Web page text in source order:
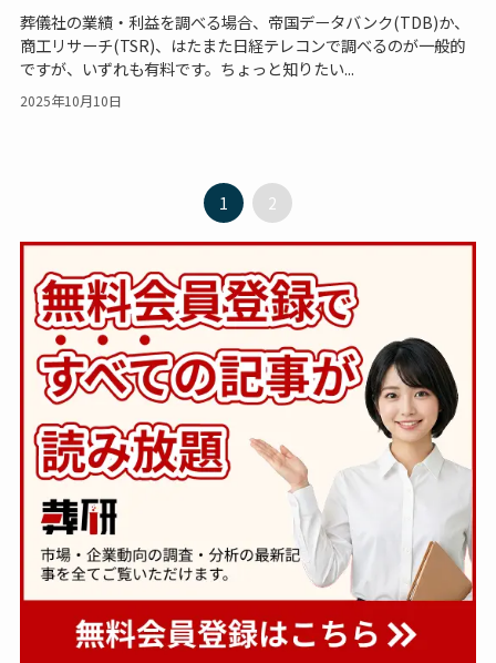
葬儀社の業績・利益を調べる場合、帝国データバンク(TDB)か、
商工リサーチ(TSR)、はたまた日経テレコンで調べるのが一般的
ですが、いずれも有料です。ちょっと知りたい...
2025年10月10日
1 2